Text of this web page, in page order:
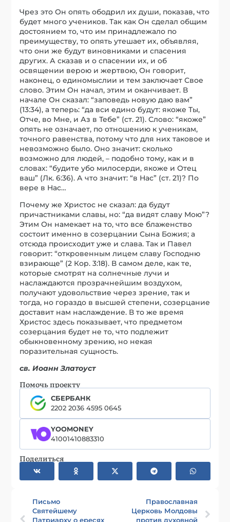
Чрез это Он опять ободрил их души, показав, что
будет много учеников. Так как Он сделал общим
достоянием то, что им принадлежало по
преимуществу, то опять утешает их, объявляя,
что они же будут виновниками и спасения
других. А сказав и о спасении их, и об
освящении верою и жертвою, Он говорит,
наконец, о единомыслии и тем заключает Свое
слово. Этим Он начал, этим и оканчивает. В
начале Он сказал: “заповедь новую даю вам”
(13:34), а теперь: “да вси едино будут: якоже Ты,
Отче, во Мне, и Аз в Тебе” (ст. 21). Слово: “якоже”
опять не означает, по отношению к ученикам,
точного равенства, потому что для них таковое и
невозможно было. Оно значит: сколько
возможно для людей, – подобно тому, как и в
словах: “будите убо милосерди, якоже и Отец
ваш” (Лк. 6:36). А что значит: “в Нас” (ст. 21)? По
вере в Нас…
Почему же Христос не сказал: да будут
причастниками славы, но: “да видят славу Мою”?
Этим Он намекает на то, что все блаженство
состоит именно в созерцании Сына Божия; а
отсюда происходит уже и слава. Так и Павел
говорит: “откровенным лицем славу Господню
взирающе” (2 Кор. 3:18). В самом деле, как те,
которые смотрят на солнечные лучи и
наслаждаются прозрачнейшим воздухом,
получают удовольствие через зрение, так и
тогда, но гораздо в высшей степени, созерцание
доставит нам наслаждение. В то же время
Христос здесь показывает, что предметом
созерцания будет не то, что подлежит
обыкновенному зрению, но некая
поразительная сущность.
св. Иоанн Златоуст
Помочь проекту
СБЕРБАНК
2202 2036 4595 0645
YOOMONEY
41001410883310
Поделиться
Письмо
Святейшему
Патриарху о ересях
Православная
Церковь Молдовы
против духовной